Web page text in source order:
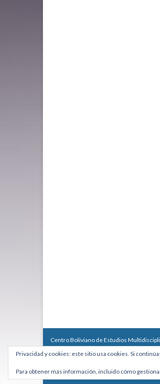
Centro Boliviano de Estudios
Calle Macario Pinilla # 2588 esq. Av.
Teléfono: +591 2431818 - Celular: +591
Hecho con
por Graphene Themes.
Privacidad y cookies: este sitio usa cookies. Si
Para obtener más información, incluido cómo